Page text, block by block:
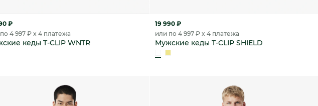
₽
4 997 ₽ x 4 платежа
кеды T-CLIP WNTR
19 990 ₽
или по 4 997 ₽ x 4 платежа
Мужские кеды T-CLIP SHIELD